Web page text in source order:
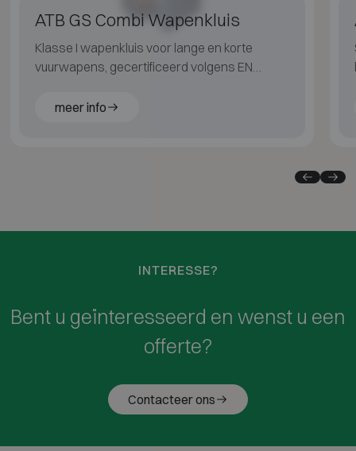
ATB GS Combi Wapenkluis
Klasse I wapenkluis voor lange en korte
vuurwapens, gecertificeerd volgens EN
meer info
INTERESSE?
Bent u geïnteresseerd en wenst u een
offerte?
Contacteer ons